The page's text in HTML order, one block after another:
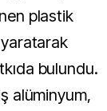
plastik
bulundu.
alüminyum,